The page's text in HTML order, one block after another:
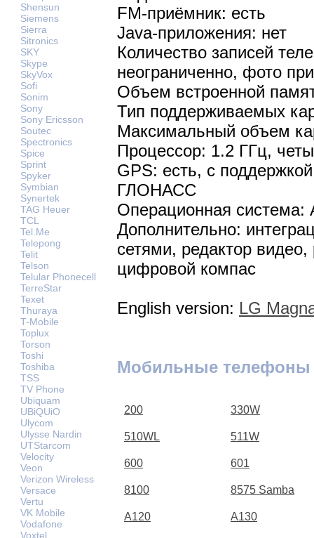
Shensun
Siemens
Sierra
Sitronics
SKY
Skype
SkyVox
Sofi
Sonim
Sony
Sony Ericsson
Soutec
Spectronics
Spice
Sprint
Spyker
Symbian
Synertek
TAG Heuer
TCL
Tel.Me
Telepong
Telit
Telson
Telular Phonecell
TerreStar
Texet
Thuraya
T-Mobile
Toplux
Torson
Toshi
Toshiba
TSS
TV Phone
Ubiquam
UBiQUiO
Ulycom
Ulysse Nardin
UTStarcom
Velocity
Veon
Verizon Wireless
Versace
Vertu
VK Mobile
Vodafone
Voxtel
FM-приёмник: есть
Java-приложения: нет
Количество записей
неограниченно, фото
Объем встроенной
Тип поддерживаемых
Максимальный объем
Процессор: 1.2 ГГц,
GPS: есть, с
ГЛОНАСС
Операционная система:
Дополнительно:
сетями, редактор
цифровой компас
English version: LG
Мобильные телефоны
200 330W
510WL 511W
600 601
8100 8575 Samba
A120 A130